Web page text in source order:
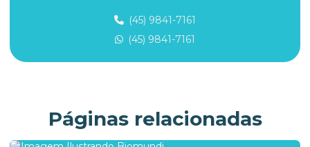
Filtro abrandador para água dura
Filtro para água com contaminantes químicos
(45) 9841-7161
(45) 9841-7161
Páginas relacionadas